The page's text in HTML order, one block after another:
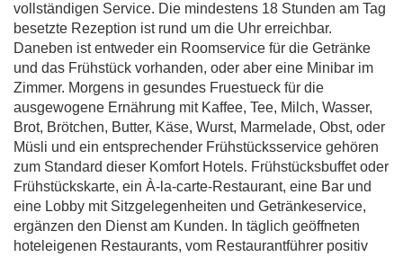
vollständigen Service. Die mindestens 18 Stunden am Tag
besetzte Rezeption ist rund um die Uhr erreichbar.
Daneben ist entweder ein Roomservice für die Getränke
und das Frühstück vorhanden, oder aber eine Minibar im
Zimmer. Morgens in gesundes Fruestueck für die
ausgewogene Ernährung mit Kaffee, Tee, Milch, Wasser,
Brot, Brötchen, Butter, Käse, Wurst, Marmelade, Obst, oder
Müsli und ein entsprechender Frühstücksservice gehören
zum Standard dieser Komfort Hotels. Frühstücksbuffet oder
Frühstückskarte, ein À-la-carte-Restaurant, eine Bar und
eine Lobby mit Sitzgelegenheiten und Getränkeservice,
ergänzen den Dienst am Kunden. In täglich geöffneten
hoteleigenen Restaurants, vom Restaurantführer positiv